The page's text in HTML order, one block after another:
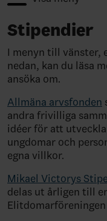
Stipendier
I menyn till vänster,
nedan, kan du läsa
ansöka om.
Allmäna arvsfonden
andra frivilliga
idéer för att
ungdomar och
egna villkor.
Mikael Victorys
delas ut årligen till
Elitdomarföreningen